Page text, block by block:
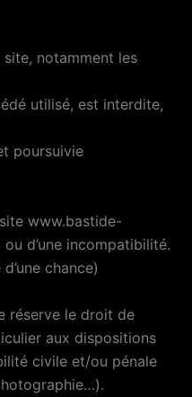
notamment les
utilisé, est interdite,
poursuivie
www.bastide-
d’une incompatibilité.
chance)
réserve le droit de
aux dispositions
civile et/ou pénale